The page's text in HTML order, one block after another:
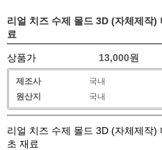
리얼 치즈 수제 몰드 3D (자체제작)
료
상품가 13,000원
제조사
국내
원산지
국내
리얼 치즈 수제 몰드 3D (자체제작)
초 재료